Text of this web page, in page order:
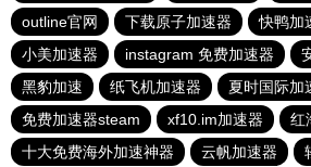
outline官网
下载原子加速器
快鸭加
小美加速器
instagram 免费加速器
黑豹加速
纸飞机加速器 夏时国际加
免费加速器steam
xf10.im加速器 红
十大免费海外加速神器
云帆加速器